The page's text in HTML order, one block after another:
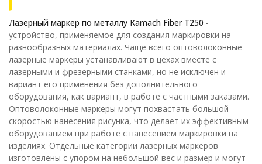
Лазерный маркер по металлу Kamach Fiber T250 -
устройство, применяемое для создания маркировки на
разнообразных материалах. Чаще всего оптоволоконные
лазерные маркеры устанавливают в цехах вместе с
лазерными и фрезерными станками, но не исключен и
вариант его применения без дополнительного
оборудования, как вариант, в работе с частными заказами.
Оптоволоконные маркеры могут похвастать большой
скоростью нанесения рисунка, что делает их эффективным
оборудованием при работе с нанесением маркировки на
изделиях. Отдельные категории лазерных маркеров
изготовлены с упором на небольшой вес и размер и могут